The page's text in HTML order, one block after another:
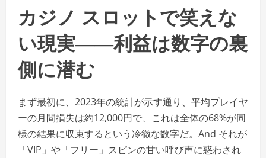
カジノ スロットで笑えな
い現実――利益は数字の裏
側に潜む
まず最初に、2023年の統計が示す通り、平均プレイヤ
ーの月間損失は約12,000円で、これは全体の68%が同
様の結果に収束するという冷徹な数字だ。And それが
「VIP」や「フリー」スピンの甘い呼び声に惑わされ